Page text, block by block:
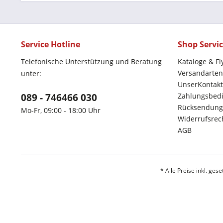
Service Hotline
Telefonische Unterstützung und Beratung
unter:
089 - 746466 030
Mo-Fr, 09:00 - 18:00 Uhr
Shop
Kataloge &
Versandarten
UnserKontakt
AGB
* Alle Preise inkl.